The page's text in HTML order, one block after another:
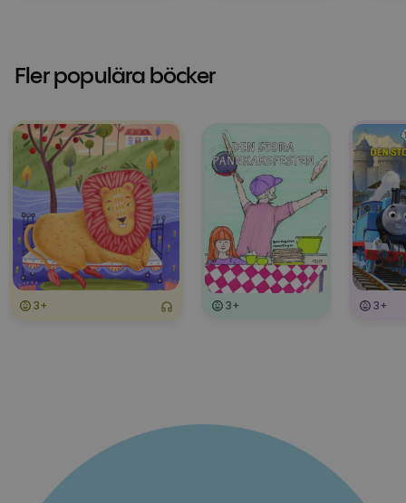
Fler populära böcker
3+ 3+ 3+